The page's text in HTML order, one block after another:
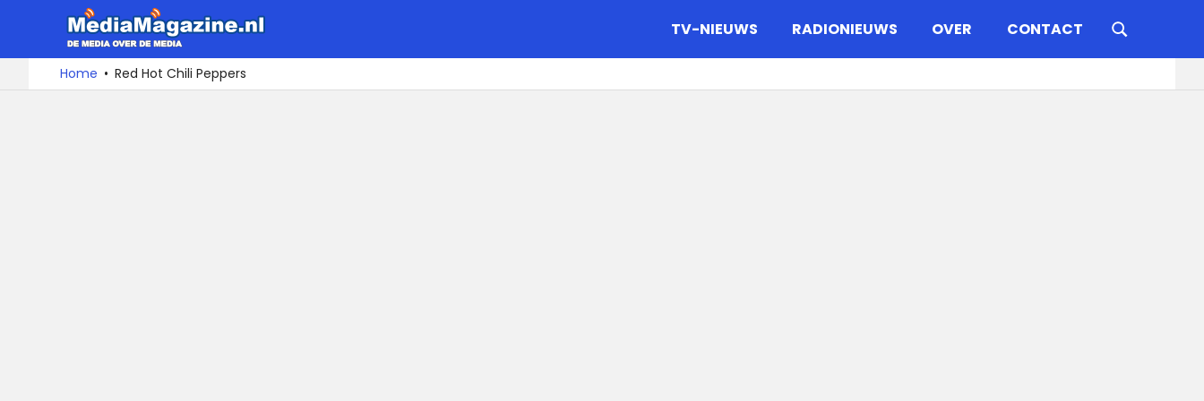
naar
De
media
over
TV-NIEUWS RADIONIEUWS OVER CONTACT
Home Red Hot Chili Peppers